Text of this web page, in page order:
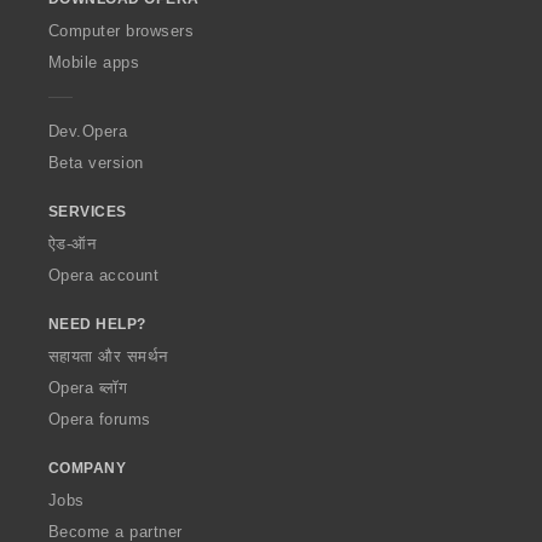
O
p
a
Computer browsers
Mobile apps
Dev.Opera
Beta version
SERVICES
ऐड-ऑन
Opera account
NEED HELP?
सहायता और समर्थन
Opera ब्लॉग
Opera forums
COMPANY
Jobs
Become a partner